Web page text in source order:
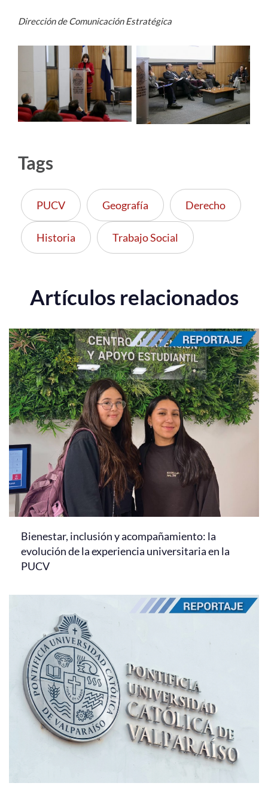
Dirección de Comunicación Estratégica
Tags
PUCV Geografía Derecho
Historia Trabajo Social
Artículos relacionados
Bienestar, inclusión y acompañamiento: la
evolución de la experiencia universitaria en la
PUCV